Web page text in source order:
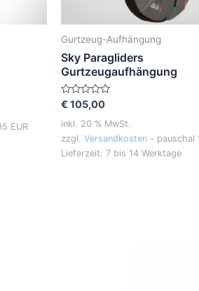
EUR
Gurtzeug-Aufhängung
Sky Paragliders
Gurtzeugaufhängung
Bewertet
0
von
5
€ 105,00
inkl. 20 % MwSt.
zzgl. Versandkosten - pauschal
Lieferzeit: 7 bis 14 Werktage